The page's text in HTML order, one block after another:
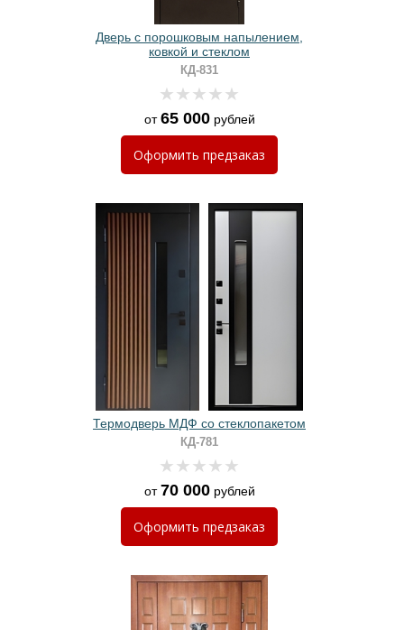
Дверь с порошковым напылением,
ковкой и стеклом
КД-831
от65 000рублей
Оформить предзаказ
Термодверь МДФ со стеклопакетом
КД-781
от70 000рублей
Оформить предзаказ